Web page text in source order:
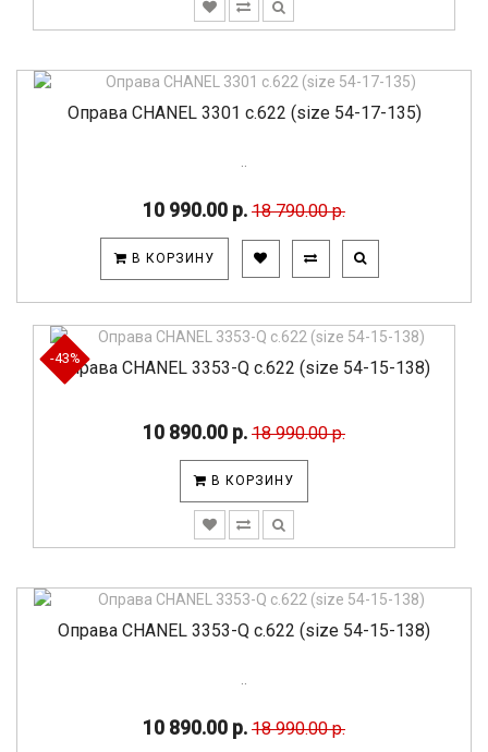
Оправа CHANEL 3301 c.622 (size 54-17-135)
10 990.00 р. 18 790.00 р.
В КОРЗИНУ
-43%
Оправа CHANEL 3353-Q c.622 (size 54-15-138)
10 890.00 р. 18 990.00 р.
В КОРЗИНУ
Оправа CHANEL 3353-Q c.622 (size 54-15-138)
10 890.00 р. 18 990.00 р.